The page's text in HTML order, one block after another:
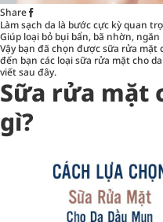
Share
Làm sạch da là bước cực kỳ quan
Giúp loại bỏ bụi bẩn, bã nhờn,
Vậy bạn đã chọn được sữa rửa mặt
đến bạn các loại sữa rửa mặt cho
viết sau đây.
Sữa rửa mặt
gì?